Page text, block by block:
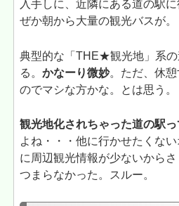
入手しに、近隣にある道の駅
ぜか朝から大量の観光バスが。
典型的な「THE★観光地」系の
る。かなーり微妙。ただ、休
のでマシな方かな。とは思う。
観光地化されちゃった道の駅
よね・・・他に行かせたくな
に周辺観光情報が少ないから
つまらなかった。スルー。